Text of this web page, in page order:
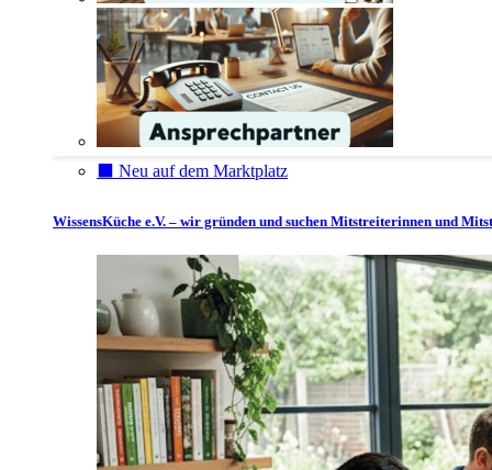
⬛️ Neu auf dem Marktplatz
WissensKüche e.V. – wir gründen und suchen Mitstreiterinnen und